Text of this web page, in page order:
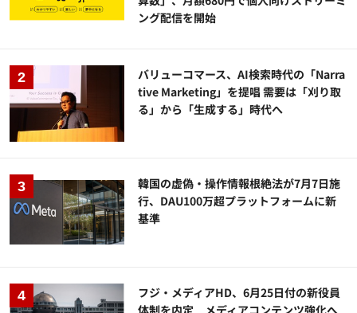
ング配信を開始
バリューコマース、AI検索時代の「Narra
tive Marketing」を提唱 需要は「刈り取
る」から「生成する」時代へ
韓国の虚偽・操作情報根絶法が7月7日施
行、DAU100万超プラットフォームに新
基準
フジ・メディアHD、6月25日付の新役員
体制を内定 メディアコンテンツ強化へ